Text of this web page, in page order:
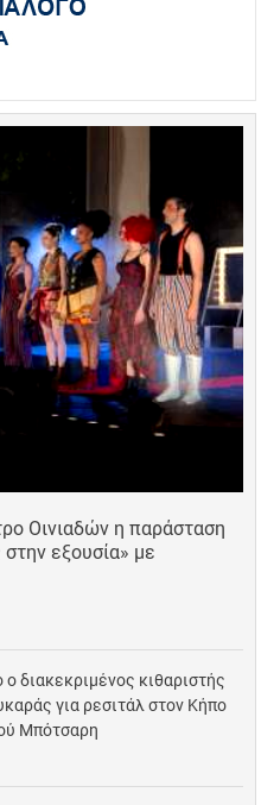
Οινιαδών η παράσταση
εξουσία» με
διακεκριμένος κιθαριστής
για ρεσιτάλ στον Κήπο
Μπότσαρη